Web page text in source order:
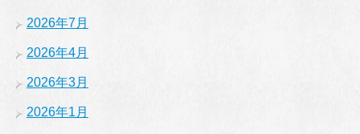
2026年7月
2026年4月
2026年3月
2026年1月